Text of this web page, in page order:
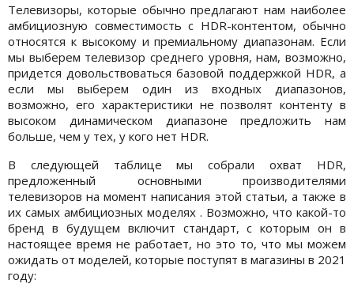
Телевизоры, которые обычно предлагают нам наиболее
амбициозную совместимость с HDR-контентом, обычно
относятся к высокому и премиальному диапазонам. Если
мы выберем телевизор среднего уровня, нам, возможно,
придется довольствоваться базовой поддержкой HDR, а
если мы выберем один из входных диапазонов,
возможно, его характеристики не позволят контенту в
высоком динамическом диапазоне предложить нам
больше, чем у тех, у кого нет HDR.
В следующей таблице мы собрали охват HDR,
предложенный основными производителями
телевизоров на момент написания этой статьи, а также в
их самых амбициозных моделях . Возможно, что какой-то
бренд в будущем включит стандарт, с которым он в
настоящее время не работает, но это то, что мы можем
ожидать от моделей, которые поступят в магазины в 2021
году: